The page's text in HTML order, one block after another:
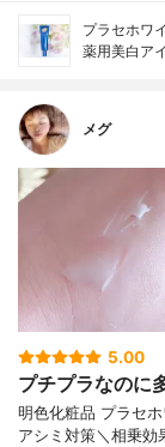
プラセホワ
薬用美白ア
メグ
5.00
プチプラなのに
明色化粧品 プラセ
アシミ対策＼相乗